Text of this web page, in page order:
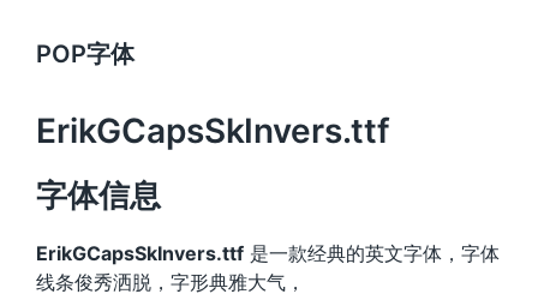
POP字体
ErikGCapsSkInvers.ttf
字体信息
ErikGCapsSkInvers.ttf 是一款经典的英文字体，字体
线条俊秀洒脱，字形典雅大气，